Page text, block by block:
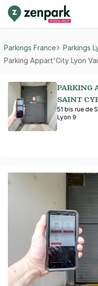
Parkings France Parkings
Parking Appart'City Lyon
PARKING
SAINT
51 bis rue de
Lyon 9